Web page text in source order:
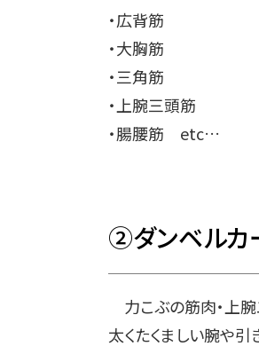
・広背筋
・大胸筋
・三角筋
・上腕三頭筋
・腸腰筋 etc…
②ダンベルカ
力こぶの筋肉・上腕
太くたくましい腕や引